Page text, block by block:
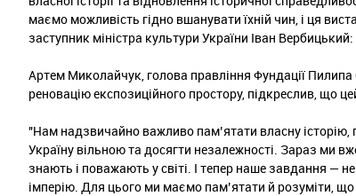
маємо можливість гідно вшанувати їхній чин, і ця
заступник міністра культури України Іван Вербицький:
Артем Миколайчук, голова правління Фундації
реновацію експозиційного простору, підкреслив, що
"Нам надзвичайно важливо пам’ятати власну
Україну вільною та досягти незалежності. Зараз ми
знають і поважають у світі. І тепер наше завдання —
імперію. Для цього ми маємо пам’ятати й розуміти,